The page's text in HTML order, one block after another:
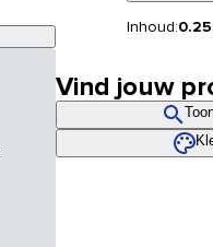
Inhoud:
Vind jouw